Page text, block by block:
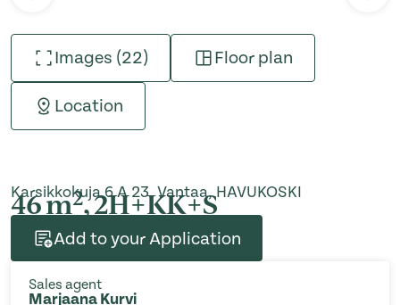
Images (22) Floor plan
Location
Karsikkokuja 6 A 23, Vantaa, HAVUKOSKI
46 m2, 2H+KK+S
Add to your Application
Sales agent
Marjaana Kurvi